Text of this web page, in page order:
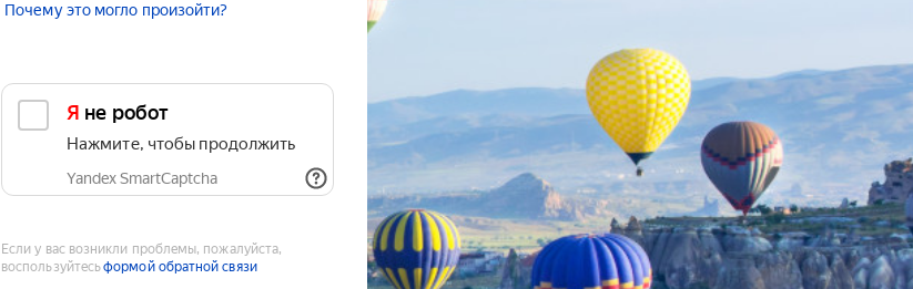
Почему это могло произойти?
Я не робот
Нажмите, чтобы продолжить
Yandex SmartCaptcha
Если у вас возникли проблемы, пожалуйста,
воспользуйтесьформой обратной связи